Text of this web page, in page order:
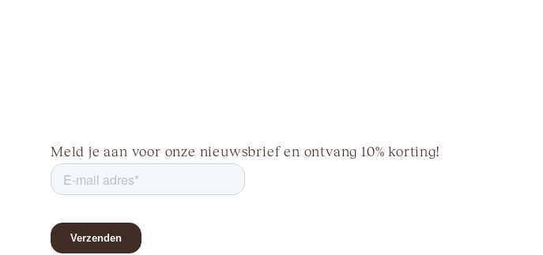
Meld je aan voor onze nieuwsbrief en ontvang 10% korting!